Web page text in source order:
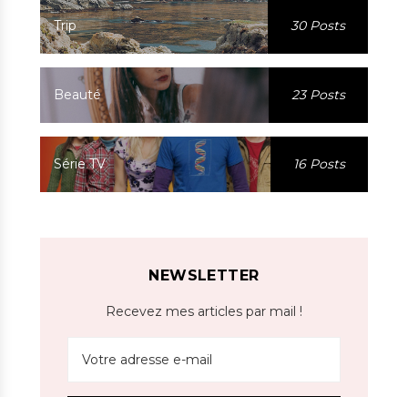
Trip 30 Posts
Beauté 23 Posts
Série TV 16 Posts
NEWSLETTER
Recevez mes articles par mail !